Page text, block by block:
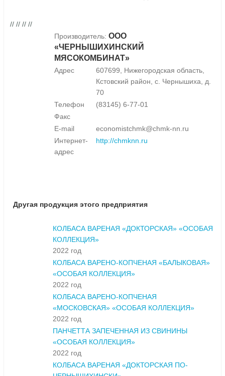
// // // //
Производитель: ООО
«ЧЕРНЫШИХИНСКИЙ
МЯСОКОМБИНАТ»
Адрес
607699, Нижегородская область,
Кстовский район, с. Чернышиха, д.
70
Телефон
(83145) 6-77-01
Факс
E-mail
economistchmk@chmk-nn.ru
Интернет-
адрес
http://chmknn.ru
Другая продукция этого предприятия
КОЛБАСА ВАРЕНАЯ «ДОКТОРСКАЯ» «ОСОБАЯ
КОЛЛЕКЦИЯ»
2022 год
КОЛБАСА ВАРЕНО-КОПЧЕНАЯ «БАЛЫКОВАЯ»
«ОСОБАЯ КОЛЛЕКЦИЯ»
2022 год
КОЛБАСА ВАРЕНО-КОПЧЕНАЯ
«МОСКОВСКАЯ» «ОСОБАЯ КОЛЛЕКЦИЯ»
2022 год
ПАНЧЕТТА ЗАПЕЧЕННАЯ ИЗ СВИНИНЫ
«ОСОБАЯ КОЛЛЕКЦИЯ»
2022 год
КОЛБАСА ВАРЕНАЯ «ДОКТОРСКАЯ ПО-